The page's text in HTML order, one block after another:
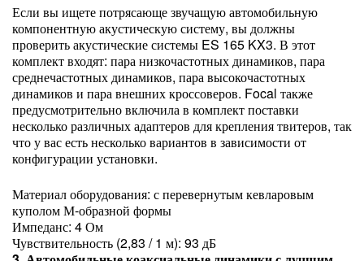
Если вы ищете потрясающе звучащую автомобильную
компонентную акустическую систему, вы должны
проверить акустические системы ES 165 KX3. В этот
комплект входят: пара низкочастотных динамиков, пара
среднечастотных динамиков, пара высокочастотных
динамиков и пара внешних кроссоверов. Focal также
предусмотрительно включила в комплект поставки
несколько различных адаптеров для крепления твитеров, так
что у вас есть несколько вариантов в зависимости от
конфигурации установки.
Материал оборудования: с перевернутым кевларовым
куполом М-образной формы
Импеданс: 4 Ом
Чувствительность (2,83 / 1 м): 93 дБ